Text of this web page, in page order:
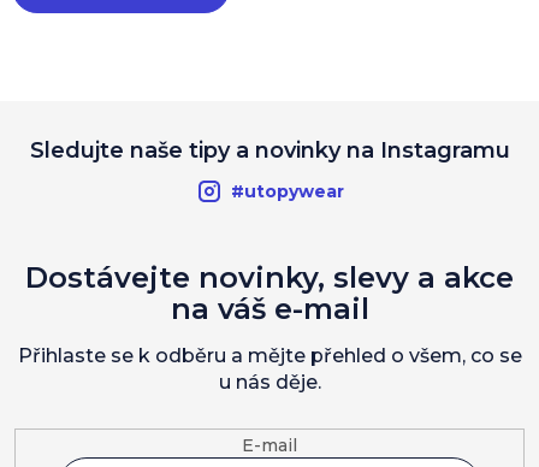
Sledujte naše tipy a novinky na Instagramu
#utopywear
E-mail
Dostávejte novinky, slevy a akce
na váš e-mail
Přihlaste se k odběru a mějte přehled o všem, co se
u nás děje.